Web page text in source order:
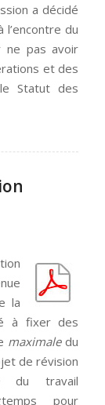
a décidé
l’encontre du
ne pas avoir
et des
Statut des
la
à fixer des
maximaledu
de révision
travail
pour